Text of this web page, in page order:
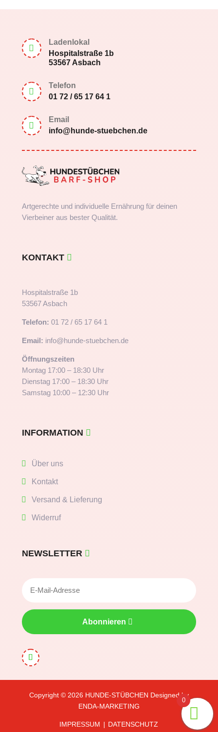

Ladenlokal
Hospitalstraße 1b
53567 Asbach

Telefon
01 72 / 65 17 64 1

Email
info@hunde-stuebchen.de
Artgerechte und individuelle Ernährung für deinen
Vierbeiner aus bester Qualität.
KONTAKT
Hospitalstraße 1b
53567 Asbach
Telefon: 01 72 / 65 17 64 1
Email: info@hunde-stuebchen.de
Öffnungszeiten
Montag 17:00 – 18:30 Uhr
Dienstag 17:00 – 18:30 Uhr
Samstag 10:00 – 12:30 Uhr
INFORMATION
Über uns
Kontakt
Versand & Lieferung
Widerruf
NEWSLETTER
Abonnieren
Copyright © 2026 HUNDE-STÜBCHEN Designed by
ENDA-MARKETING
IMPRESSUM DATENSCHUTZ
0